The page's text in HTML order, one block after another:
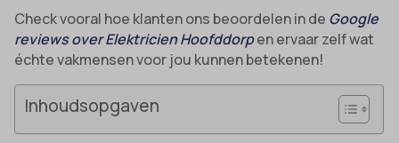
Check vooral hoe klanten ons beoordelen in de Google
reviews over Elektricien Hoofddorpen ervaar zelf wat
échte vakmensen voor jou kunnen betekenen!
Inhoudsopgaven